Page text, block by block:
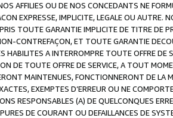
AFFILIES OU DE NOS CONCEDANTS NE
EXPRESSE, IMPLICITE, LEGALE OU AUTRE.
TOUTE GARANTIE IMPLICITE DE TITRE DE
CONTREFAÇON, ET TOUTE GARANTIE
A INTERROMPRE TOUTE OFFRE DE
DE TOUTE OFFRE DE SERVICE, A TOUT
MAINTENUES, FONCTIONNERONT DE LA
EXEMPTES D’ERREUR OU NE
RESPONSABLES (A) DE QUELCONQUES
DE COURANT OU DEFAILLANCES DE